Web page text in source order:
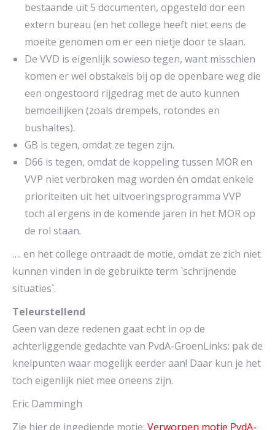
bestaande uit 5 documenten, opgesteld dor een
extern bureau (en het college heeft niet eens de
moeite genomen om er een nietje door te slaan.
De VVD is eigenlijk sowieso tegen, want misschien
komen er wel obstakels bij op de openbare weg die
een ongestoord rijgedrag met de auto kunnen
bemoeilijken (zoals drempels, rotondes en
bushaltes).
GB is tegen, omdat ze tegen zijn.
D66 is tegen, omdat de koppeling tussen MOR en
VVP niet verbroken mag worden én omdat enkele
prioriteiten uit het uitvoeringsprogramma VVP
toch al ergens in de komende jaren in het MOR op
de rol staan.
…. en het college ontraadt de motie, omdat ze zich niet
kunnen vinden in de gebruikte term `schrijnende
situaties`.
Teleurstellend
Geen van deze redenen gaat echt in op de
achterliggende gedachte van PvdA-GroenLinks: pak de
knelpunten waar mogelijk eerder aan! Daar kun je het
toch eigenlijk niet mee oneens zijn.
Eric Dammingh
Zie hier de ingediende motie: Verworpen motie PvdA-